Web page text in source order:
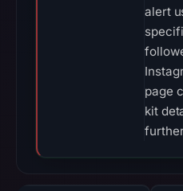
alert
page
kit